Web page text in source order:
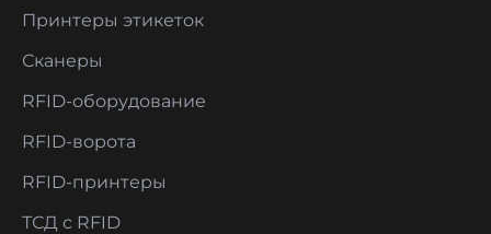
Принтеры этикеток
Сканеры
RFID-оборудование
RFID-ворота
RFID-принтеры
ТСД с RFID